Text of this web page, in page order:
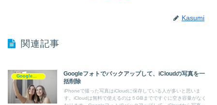
Kasumi
関連記事
Googleフォト
Googleフォトでバックアップして、iCloudの写真を一
括削除
iPhoneで撮った写真はiCloudに保存している人が多いと思いま
す。iCloudは無料で使えるのは５GBまでですぐに空き容量がなく